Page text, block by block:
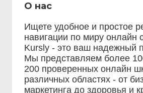
О нас
Ищете удобное и простое
навигации по миру онлайн
Kursly - это ваш надежный
Мы представляем более
200 проверенных онлайн
различных областях - от
маркетинга до здоровья и